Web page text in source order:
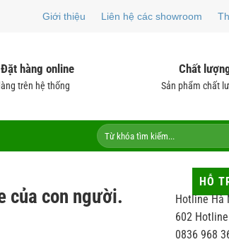
Giới thiệu Liên hệ các showroom
Đặt hàng online
trên hệ thống
Chất
Sản phẩm chất
Tìm
kiếm:
của con người.
HỖ
Hotline Hà
602
0836 968